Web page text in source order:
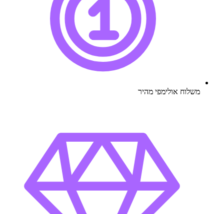
משלוח אולימפי מהיר